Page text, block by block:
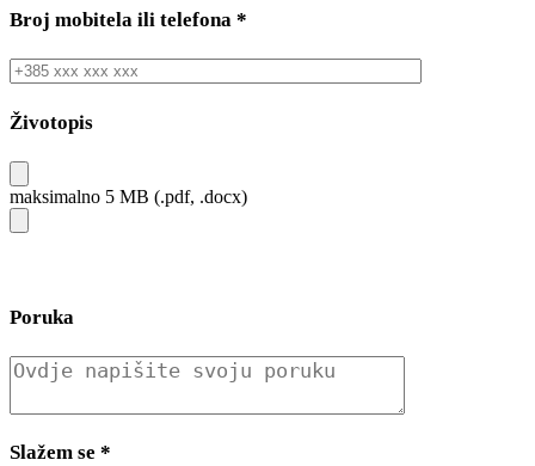
Broj mobitela ili telefona *
Životopis
maksimalno 5 MB (.pdf, .docx)
Poruka
Slažem se *